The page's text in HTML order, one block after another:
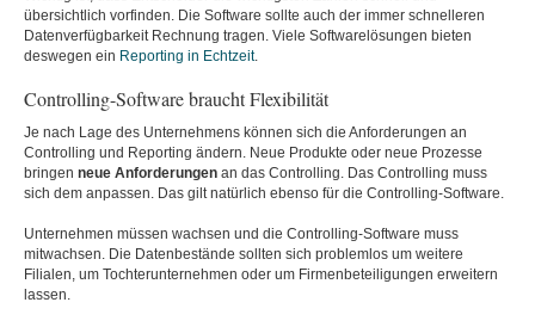
übersichtlich vorfinden. Die Software sollte auch der immer schnelleren
Datenverfügbarkeit Rechnung tragen. Viele Softwarelösungen bieten
deswegen ein Reporting in Echtzeit.
Controlling-Software braucht Flexibilität
Je nach Lage des Unternehmens können sich die Anforderungen an
Controlling und Reporting ändern. Neue Produkte oder neue Prozesse
bringen neue Anforderungen an das Controlling. Das Controlling muss
sich dem anpassen. Das gilt natürlich ebenso für die Controlling-Software.
Unternehmen müssen wachsen und die Controlling-Software muss
mitwachsen. Die Datenbestände sollten sich problemlos um weitere
Filialen, um Tochterunternehmen oder um Firmenbeteiligungen erweitern
lassen.